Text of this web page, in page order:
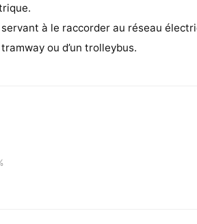
à le raccorder au réseau
ou d’un trolleybus.